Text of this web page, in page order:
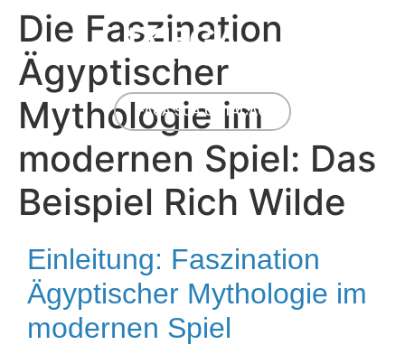
FAÇA SUA COTAÇÃO
Die Faszination
Ägyptischer
Mythologie im
modernen Spiel: Das
Beispiel Rich Wilde
Einleitung: Faszination
Ägyptischer Mythologie im
modernen Spiel